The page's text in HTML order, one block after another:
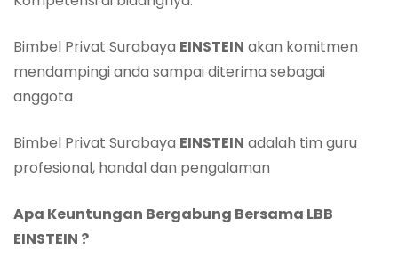
Bimbel Privat Surabaya EINSTEIN akan komitmen
mendampingi anda sampai diterima sebagai
anggota
Bimbel Privat Surabaya EINSTEIN adalah tim guru
profesional, handal dan pengalaman
Apa Keuntungan Bergabung Bersama LBB
EINSTEIN ?